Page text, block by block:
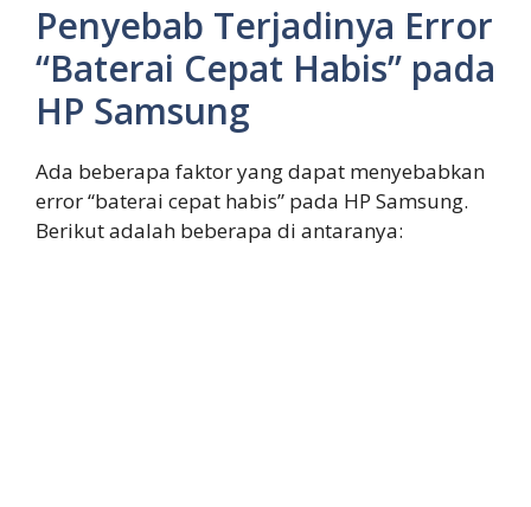
Penyebab Terjadinya Error
“Baterai Cepat Habis” pada
HP Samsung
Ada beberapa faktor yang dapat menyebabkan
error “baterai cepat habis” pada HP Samsung.
Berikut adalah beberapa di antaranya: